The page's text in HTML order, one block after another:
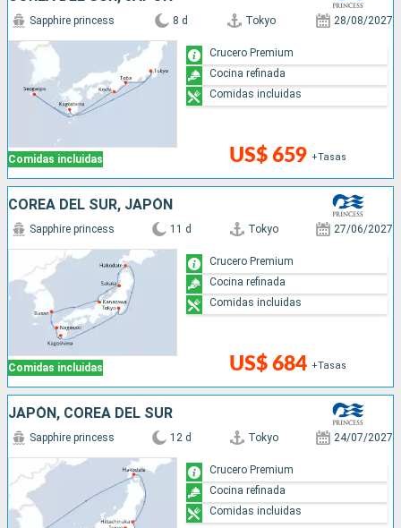
Comidas incluidas
Sapphire princess 8 d Tokyo 28/08/2027
US$ 659 +Tasas
Crucero Premium
Cocina refinada
Comidas incluidas
COREA DEL SUR, JAPÓN
Comidas incluidas
Sapphire princess 11 d Tokyo 27/06/2027
US$ 684 +Tasas
Crucero Premium
Cocina refinada
Comidas incluidas
JAPÓN, COREA DEL SUR
Sapphire princess 12 d Tokyo 24/07/2027
Crucero Premium
Cocina refinada
Comidas incluidas